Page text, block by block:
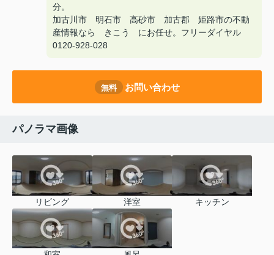
分。
加古川市 明石市 高砂市 加古郡 姫路市の不動
産情報なら きこう にお任せ。フリーダイヤル
0120-928-028
無料 お問い合わせ
パノラマ画像
リビング 洋室 キッチン